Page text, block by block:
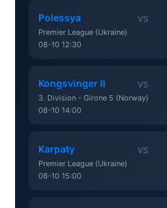
Polessya VS
Premier League (Ukraine)
08-10 12:30
Kongsvinger II VS
3. Division - Girone 5 (Norway)
08-10 14:00
Karpaty VS
Premier League (Ukraine)
08-10 15:00